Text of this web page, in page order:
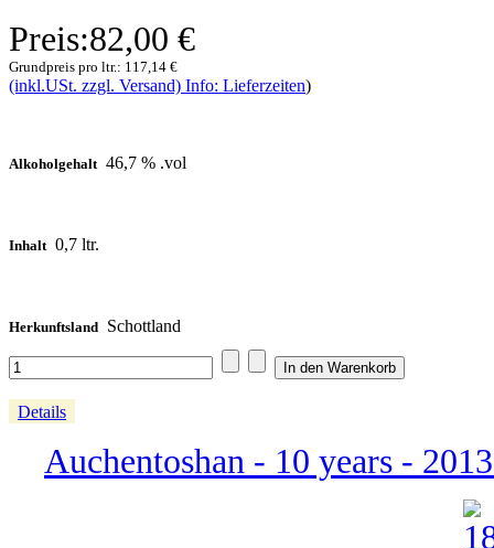
Preis:82,00 €
Grundpreis pro ltr.: 117,14 €
(inkl.USt. zzgl. Versand) Info: Lieferzeiten)
Alkoholgehalt 46,7 % .vol
Inhalt 0,7 ltr.
Herkunftsland Schottland
Details
Auchentoshan - 10 years -